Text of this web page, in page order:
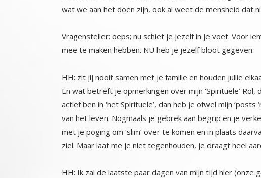
wat we aan het doen zijn, ook al weet de mensheid dat
Vragensteller: oeps; nu schiet je jezelf in je voet. Voor
mee te maken hebben. NU heb je jezelf bloot gegeven.
HH: zit jij nooit samen met je familie en houden jullie
En wat betreft je opmerkingen over mijn ‘Spirituele’
actief ben in ‘het Spirituele’, dan heb je ofwel mijn
van het leven. Nogmaals je gebrek aan begrip en je
met je poging om ‘slim’ over te komen en in plaats
ziel. Maar laat me je niet tegenhouden, je draagt heel
HH: Ik zal de laatste paar dagen van mijn tijd hier
want dat doet het meeste recht aan en biedt de